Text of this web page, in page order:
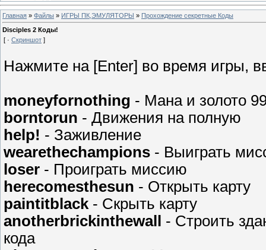
Главная » Файлы » ИГРЫ ПК,ЭМУЛЯТОРЫ » Прохождение секретные Коды
Disciples 2 Коды!
[ · Скриншот ]
Нажмите на [Enter] во время игры,
moneyfornothing - Мана и золото
borntorun - Движения на полную
help! - Заживление
wearethechampions - Выиграть
loser - Проиграть миссию
herecomesthesun - Открыть карту
paintitblack - Скрыть карту
anotherbrickinthewall
- Строить
кода